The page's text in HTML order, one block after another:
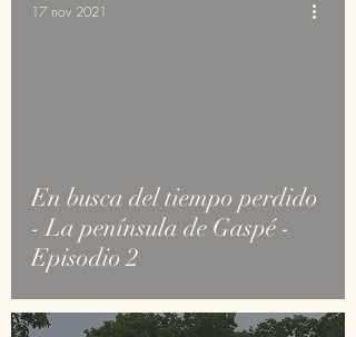
En busca del tiempo perdido
- La península de Gaspé -
Episodio 2
17 nov 2021